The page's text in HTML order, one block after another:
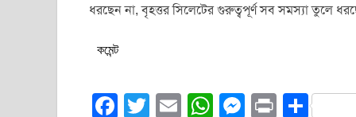
ধরছেন না, বৃহত্তর সিলেটের গুরুত্বপূর্ণ সব সমস্যা তুলে
কমেন্ট
F
T
E
W M Pr S